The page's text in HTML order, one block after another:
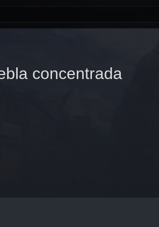
concentrada